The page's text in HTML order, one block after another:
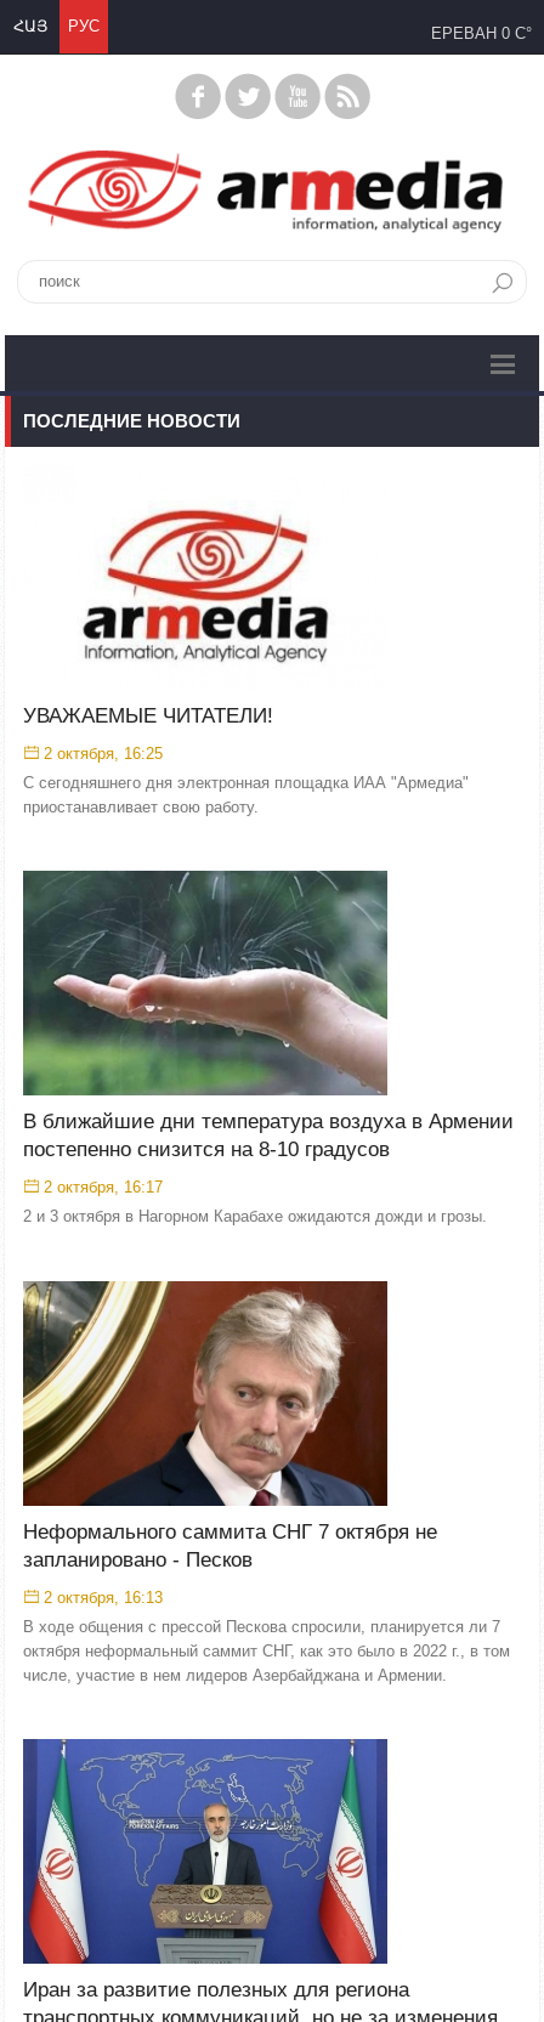
ՀԱՅ РУС ЕРЕВАН 0 C°
ПОСЛЕДНИЕ НОВОСТИ
УВАЖАЕМЫЕ ЧИТАТЕЛИ!
2 октября, 16:25
С сегодняшнего дня электронная площадка ИАА "Армедиа"
приостанавливает свою работу.
В ближайшие дни температура воздуха в Армении
постепенно снизится на 8-10 градусов
2 октября, 16:17
2 и 3 октября в Нагорном Карабахе ожидаются дожди и грозы.
Неформального саммита СНГ 7 октября не
запланировано - Песков
2 октября, 16:13
В ходе общения с прессой Пескова спросили, планируется ли 7
октября неформальный саммит СНГ, как это было в 2022 г., в том
числе, участие в нем лидеров Азербайджана и Армении.
Иран за развитие полезных для региона